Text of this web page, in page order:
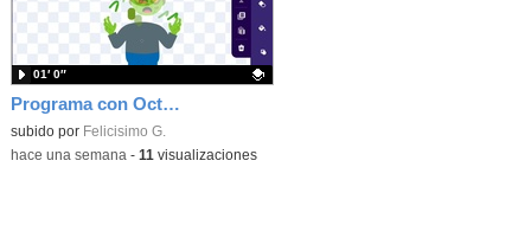
Programa con OctoStudio, un juego homenajeando al House of the dead con Zombies
Contenido educativo.
subido por Felicisimo G.
01′ 0″
-hace una semana - 11 visualizaciones